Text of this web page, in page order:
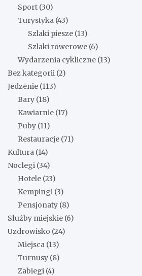
Sport (30)
Turystyka (43)
Szlaki piesze (13)
Szlaki rowerowe (6)
Wydarzenia cykliczne (13)
Bez kategorii (2)
Jedzenie (113)
Bary (18)
Kawiarnie (17)
Puby (11)
Restauracje (71)
Kultura (14)
Noclegi (34)
Hotele (23)
Kempingi (3)
Pensjonaty (8)
Służby miejskie (6)
Uzdrowisko (24)
Miejsca (13)
Turnusy (8)
Zabiegi (4)